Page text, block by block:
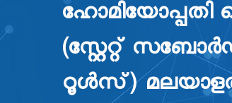
(സ്റ്റേറ്റ്
റൂൾസ്)